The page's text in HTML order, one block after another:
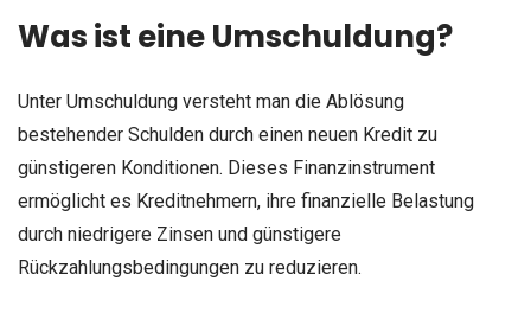
Was ist eine Umschuldung?
Unter Umschuldung versteht man die Ablösung
bestehender Schulden durch einen neuen Kredit zu
günstigeren Konditionen. Dieses Finanzinstrument
ermöglicht es Kreditnehmern, ihre finanzielle Belastung
durch niedrigere Zinsen und günstigere
Rückzahlungsbedingungen zu reduzieren.